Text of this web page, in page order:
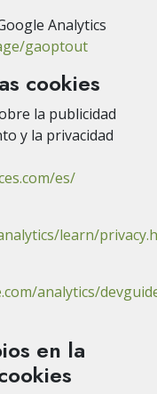
Analytics
gaoptout
cookies
la publicidad
y la privacidad
es/
learn/
analytics/
en la